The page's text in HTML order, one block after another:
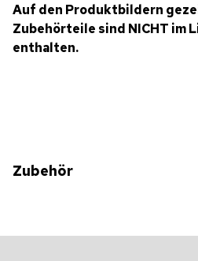
Auf den Produktbildern
Zubehörteile sind NICHT im
enthalten.
Zubehör